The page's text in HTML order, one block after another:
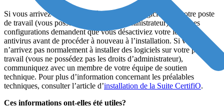
Si vous arrivez normalement à installer des logiciels sur votre poste
de travail (vous possédez les droits d’administrateur), certaines
configurations demandent que vous désactiviez votre logiciel
antivirus avant de procéder à nouveau à l’installation. Si vous
n’arrivez pas normalement à installer des logiciels sur votre poste de
travail (vous ne possédez pas les droits d’administrateur),
communiquez avec un membre de votre équipe de soutien
technique. Pour plus d’information concernant les préalables
techniques, consulter l’article d’installation de la Suite CertifiO.
Ces informations ont-elles été utiles?